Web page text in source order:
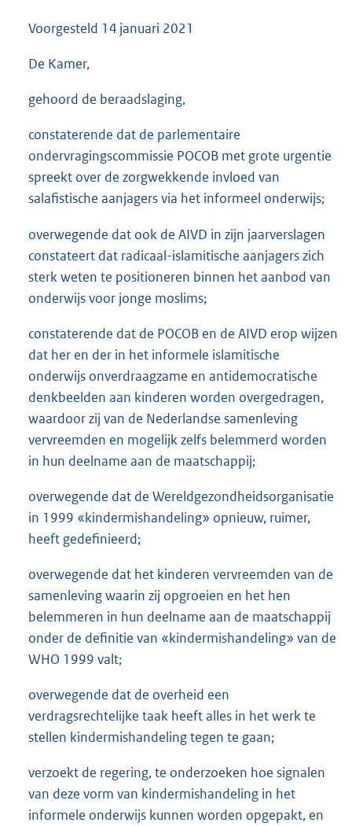
Voorgesteld 14 januari 2021
De Kamer,
gehoord de beraadslaging,
constaterende dat de parlementaire
ondervragingscommissie POCOB met grote urgentie
spreekt over de zorgwekkende invloed van
salafistische aanjagers via het informeel onderwijs;
overwegende dat ook de AIVD in zijn jaarverslagen
constateert dat radicaal-islamitische aanjagers zich
sterk weten te positioneren binnen het aanbod van
onderwijs voor jonge moslims;
constaterende dat de POCOB en de AIVD erop wijzen
dat her en der in het informele islamitische
onderwijs onverdraagzame en antidemocratische
denkbeelden aan kinderen worden overgedragen,
waardoor zij van de Nederlandse samenleving
vervreemden en mogelijk zelfs belemmerd worden
in hun deelname aan de maatschappij;
overwegende dat de Wereldgezondheidsorganisatie
in 1999 «kindermishandeling» opnieuw, ruimer,
heeft gedefinieerd;
overwegende dat het kinderen vervreemden van de
samenleving waarin zij opgroeien en het hen
belemmeren in hun deelname aan de maatschappij
onder de definitie van «kindermishandeling» van de
WHO 1999 valt;
overwegende dat de overheid een
verdragsrechtelijke taak heeft alles in het werk te
stellen kindermishandeling tegen te gaan;
verzoekt de regering, te onderzoeken hoe signalen
van deze vorm van kindermishandeling in het
informele onderwijs kunnen worden opgepakt, en